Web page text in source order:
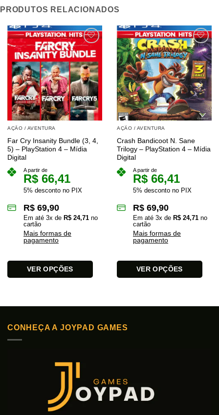
PRODUTOS RELACIONADOS
AÇÃO / AVENTURA
Far Cry Insanity Bundle (3, 4,
5) – PlayStation 4 – Mídia
Digital
A partir de
R$ 66,41
5% desconto no PIX
R$ 69,90
Em até 3x de R$ 24,71 no
cartão
Mais formas de
pagamento
VER OPÇÕES
variantes.
AÇÃO / AVENTURA
Crash Bandicoot N. Sane
Trilogy – PlayStation 4 – Mídia
Digital
A partir de
R$ 66,41
5% desconto no PIX
R$ 69,90
Em até 3x de R$ 24,71 no
cartão
Mais formas de
pagamento
VER OPÇÕES
variantes.
na
página
CONHEÇA A JOYPAD GAMES